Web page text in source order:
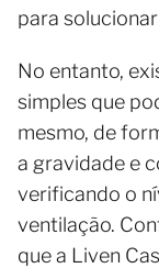
para
No entanto,
simples que
mesmo, de
a gravidade e
verificando o
ventilação.
que a Liven